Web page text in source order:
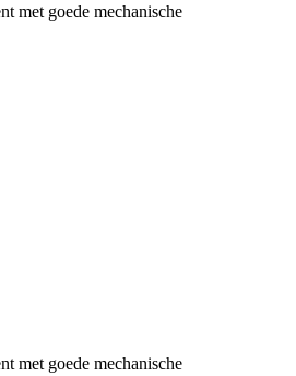
met goede mechanische
met goede mechanische